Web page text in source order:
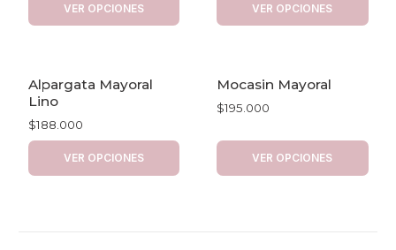
VER OPCIONES VER OPCIONES
Alpargata Mayoral
Lino
$188.000
VER OPCIONES
Mocasin Mayoral
$195.000
VER OPCIONES